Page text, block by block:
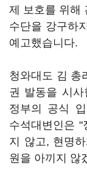
제 보호를 위해
수단을 강구하
예고했습니다.
청와대도 김 총
권 발동을 시사
정부의 공식
수석대변인은
지 않고, 현명
원을 아끼지 않